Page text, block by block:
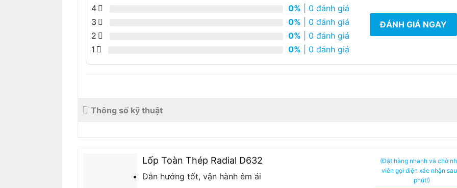
4
0% | 0 đánh giá
3
0% | 0 đánh giá
2
0% | 0 đánh giá
1
0% | 0 đánh giá
ĐÁNH GIÁ NGAY
Thông số kỹ thuật
Lốp Toàn Thép Radial D632
Dẫn hướng tốt, vận hành êm ái
(Đặt hàng nhanh và chờ
viên gọi điện xác nhận
phút!)